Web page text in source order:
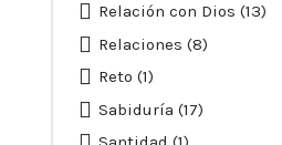
Relación con Dios (13)
Relaciones (8)
Reto (1)
Sabiduría (17)